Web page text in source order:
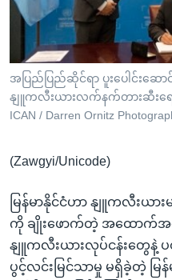
စာမျက်နှာ
ကျော်
ကြည့်
ရန်
ရှာဖွေ
နေရာ
ကျော်
ရန်
ဗွီအိုအေ လူမှုကွန်ယက်များ
ဘာသာစကားများ
အပြည်ပြည်ဆိုင်ရာ ပူးပေါင်းဆေ
နျူကလီးယားလက်နက်တားဆီးရေ
ICAN / Darren Ornitz
(Zawgyi/Unicode)
မြန်မာနိုင်ငံဟာ နျူကလီးယား
ကို ချိုးဖောက်တဲ့ အထောက်
နျူကလီးယားလုပ်ငန်းတွေနဲ့
ပွင့်လင်းမြင်သာမှု မရှိခဲ့တဲ့ မ